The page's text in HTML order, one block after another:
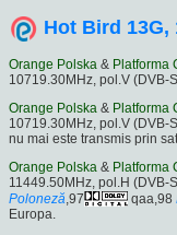
Hot Bird 13G,
Orange Polska & Platforma
10719.30MHz, pol.V (DVB-
Orange Polska & Platforma
10719.30MHz, pol.V (DVB-
nu mai este transmis prin
Orange Polska & Platforma
11449.50MHz, pol.H (DVB-
Poloneză ,97 qaa,98
Europa.